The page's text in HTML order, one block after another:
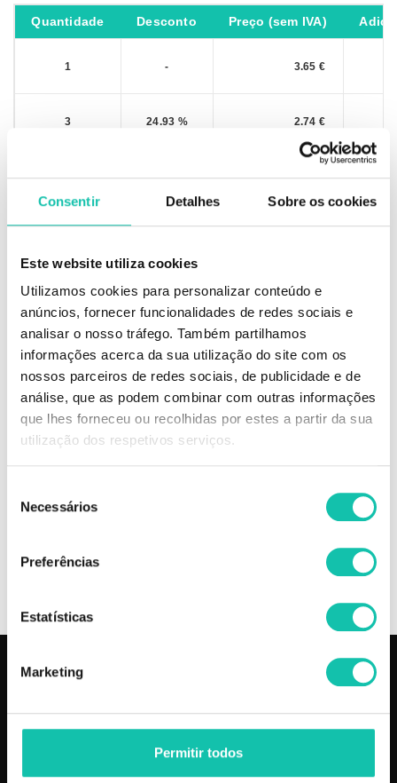
Consentir Detalhes Sobre os cookies
Este website utiliza cookies
Utilizamos cookies para personalizar conteúdo e
anúncios, fornecer funcionalidades de redes sociais e
analisar o nosso tráfego. Também partilhamos
informações acerca da sua utilização do site com os
nossos parceiros de redes sociais, de publicidade e de
análise, que as podem combinar com outras informações
que lhes forneceu ou recolhidas por estes a partir da sua
utilização dos respetivos serviços.
Necessários
Preferências
Estatísticas
Marketing
Permitir todos
Quantidade Desconto Preço (sem IVA)
1 - 3.65 €
3 24.93 % 2.74 €
DESCRIÇÃO
Lápis para lábios de alta definição, traço preciso, cor intensa e longa
duração. Fórmula que garante conforto e durabilidade.
8 tons disponíveis
ANDREIA Lápis labial MKUP lips MELHOR PREÇO | Lápis labial
PRODUTOS COSMÉTICA CLICK